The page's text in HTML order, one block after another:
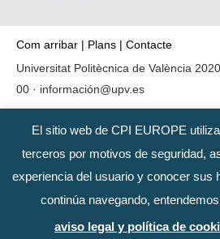
Com arribar | Plans | Contacte
Universitat Politècnica de València 2020
00 · información@upv.es
El sitio web de CPI EUROPE
terceros por motivos de seguridad,
experiencia del usuario y conocer sus
continúa navegando,
aviso legal y política de